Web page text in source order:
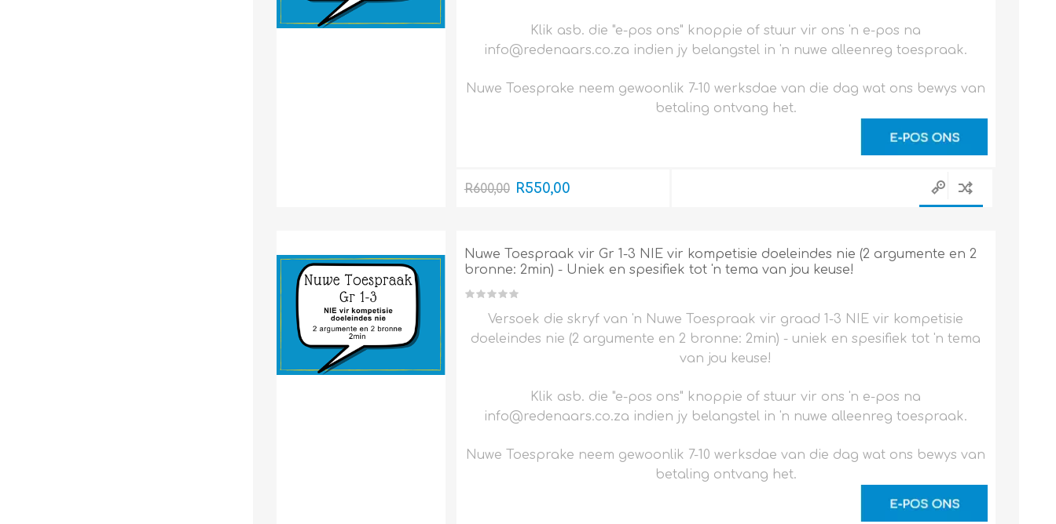
Klik asb. die "e-pos ons" knoppie of stuur vir ons 'n e-pos na
info@redenaars.co.za indien jy belangstel in 'n nuwe alleenreg toespraak.
Nuwe Toesprake neem gewoonlik 7-10 werksdae van die dag wat ons bewys van
betaling ontvang het.
R600,00 R550,00
Nuwe Toespraak vir Gr 1-3 NIE vir kompetisie doeleindes nie (2 argumente en 2
bronne: 2min) - Uniek en spesifiek tot 'n tema van jou keuse!
Versoek die skryf van 'n Nuwe Toespraak vir graad 1-3 NIE vir kompetisie
doeleindes nie (2 argumente en 2 bronne: 2min) - uniek en spesifiek tot 'n tema
van jou keuse!
Klik asb. die "e-pos ons" knoppie of stuur vir ons 'n e-pos na
info@redenaars.co.za indien jy belangstel in 'n nuwe alleenreg toespraak.
Nuwe Toesprake neem gewoonlik 7-10 werksdae van die dag wat ons bewys van
betaling ontvang het.